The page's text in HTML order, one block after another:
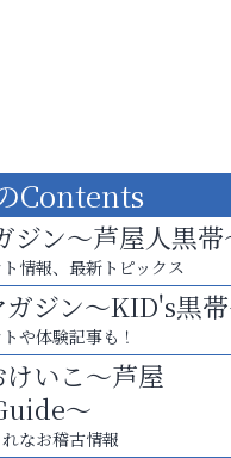
界が広がる！
しやびと~
Contents
ジン～芦屋人黒帯
情報、最新トピックス
ジン～KID's黒
や体験記事も！
いこ～芦屋
～
なお稽古情報